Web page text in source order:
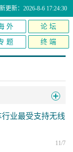
更新：2026-8-6 17:24:30
外 论 坛
题 终 端
业最受支持无线
11/7